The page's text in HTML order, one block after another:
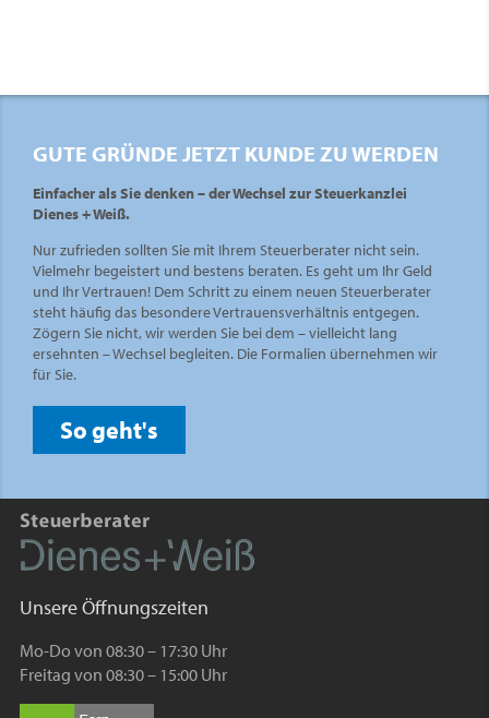
GUTE GRÜNDE JETZT KUNDE ZU WERDEN
Einfacher als Sie denken – der Wechsel zur Steuerkanzlei
Dienes + Weiß.
Nur zufrieden sollten Sie mit Ihrem Steuerberater nicht sein.
Vielmehr begeistert und bestens beraten. Es geht um Ihr Geld
und Ihr Vertrauen! Dem Schritt zu einem neuen Steuerberater
steht häufig das besondere Vertrauensverhältnis entgegen.
Zögern Sie nicht, wir werden Sie bei dem – vielleicht lang
ersehnten – Wechsel begleiten. Die Formalien übernehmen wir
für Sie.
So geht's
Unsere Öffnungszeiten
Mo-Do von 08:30 – 17:30 Uhr
Freitag von 08:30 – 15:00 Uhr